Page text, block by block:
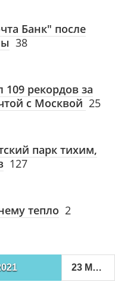
Банк" после
38
рекордов за
с Москвой 25
парк тихим,
127
тепло 2
23 МАРТА 2021